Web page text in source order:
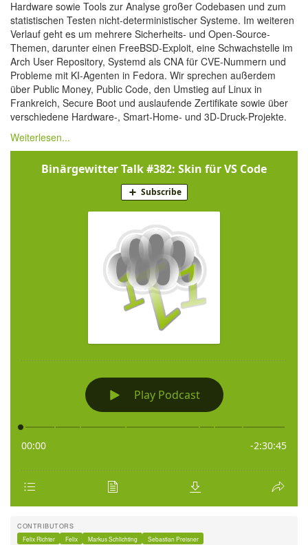
Hardware sowie Tools zur Analyse großer Codebasen und zum
statistischen Testen nicht-deterministischer Systeme. Im weiteren
Verlauf geht es um mehrere Sicherheits- und Open-Source-
Themen, darunter einen FreeBSD-Exploit, eine Schwachstelle im
Arch User Repository, Systemd als CNA für CVE-Nummern und
Probleme mit KI-Agenten in Fedora. Wir sprechen außerdem
über Public Money, Public Code, den Umstieg auf Linux in
Frankreich, Secure Boot und auslaufende Zertifikate sowie über
verschiedene Hardware-, Smart-Home- und 3D-Druck-Projekte.
Weiterlesen...
CONTRIBUTORS
Felix Richter Felix Markus Schlichting Sebastian Preisner